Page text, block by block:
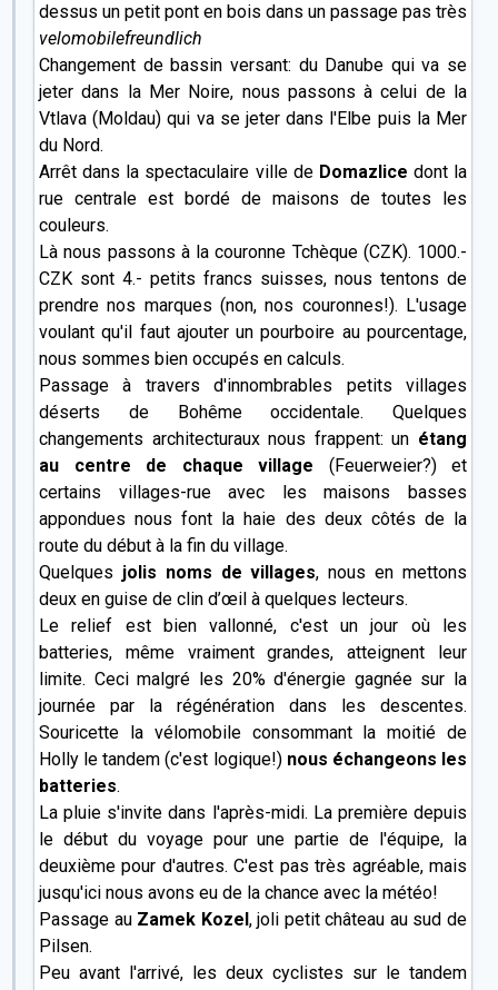
dessus un petit pont en bois dans un passage pas très
velomobilefreundlich
Changement de bassin versant: du Danube qui va se
jeter dans la Mer Noire, nous passons à celui de la
Vtlava (Moldau) qui va se jeter dans l'Elbe puis la Mer
du Nord.
Arrêt dans la spectaculaire ville de Domazlice dont la
rue centrale est bordé de maisons de toutes les
couleurs.
Là nous passons à la couronne Tchèque (CZK). 1000.-
CZK sont 4.- petits francs suisses, nous tentons de
prendre nos marques (non, nos couronnes!). L'usage
voulant qu'il faut ajouter un pourboire au pourcentage,
nous sommes bien occupés en calculs.
Passage à travers d'innombrables petits villages
déserts de Bohême occidentale. Quelques
changements architecturaux nous frappent: un étang
au centre de chaque village (Feuerweier?) et
certains villages-rue avec les maisons basses
appondues nous font la haie des deux côtés de la
route du début à la fin du village.
Quelques jolis noms de villages, nous en mettons
deux en guise de clin d’œil à quelques lecteurs.
Le relief est bien vallonné, c'est un jour où les
batteries, même vraiment grandes, atteignent leur
limite. Ceci malgré les 20% d'énergie gagnée sur la
journée par la régénération dans les descentes.
Souricette la vélomobile consommant la moitié de
Holly le tandem (c'est logique!) nous échangeons les
batteries.
La pluie s'invite dans l'après-midi. La première depuis
le début du voyage pour une partie de l'équipe, la
deuxième pour d'autres. C'est pas très agréable, mais
jusqu'ici nous avons eu de la chance avec la météo!
Passage au Zamek Kozel, joli petit château au sud de
Pilsen.
Peu avant l'arrivé, les deux cyclistes sur le tandem